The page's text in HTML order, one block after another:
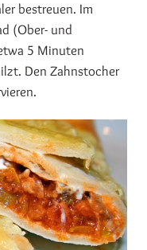
bestreuen. Im
(Ober- und
5 Minuten
Den Zahnstocher